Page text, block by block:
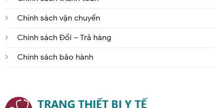
khuẩn phải trang bị thiêt bị bảo hộ đầy đủ. Xịt khắp
cho an toàn nhé. Sau đó, lau lại bề mặt bằng nước
trong 60 phut nhen.
để đạt nồng độ mong muốn: 25/X lít
Chính sách vận chuyển
Chính sách Đổi – Trả hàng
Chính sách bảo hành